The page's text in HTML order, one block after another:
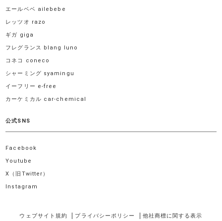
エールベベ ailebebe
レッツオ razo
ギガ giga
フレグランス blang luno
コネコ coneco
シャーミング syamingu
イーフリー e-free
カーケミカル car-chemical
公式SNS
Facebook
Youtube
X（旧Twitter）
Instagram
ウェブサイト規約 プライバシーポリシー 他社商標に関する表示